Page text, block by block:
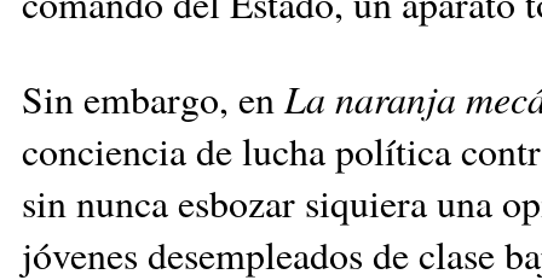
Sin embargo, enLa naranja
conciencia de lucha política
sin nunca esbozar siquiera una
jóvenes desempleados de clase